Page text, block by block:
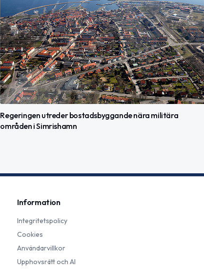
Regeringen utreder bostadsbyggande nära militära
områden i Simrishamn
Information
Integritetspolicy
Cookies
Användarvillkor
Upphovsrätt och AI